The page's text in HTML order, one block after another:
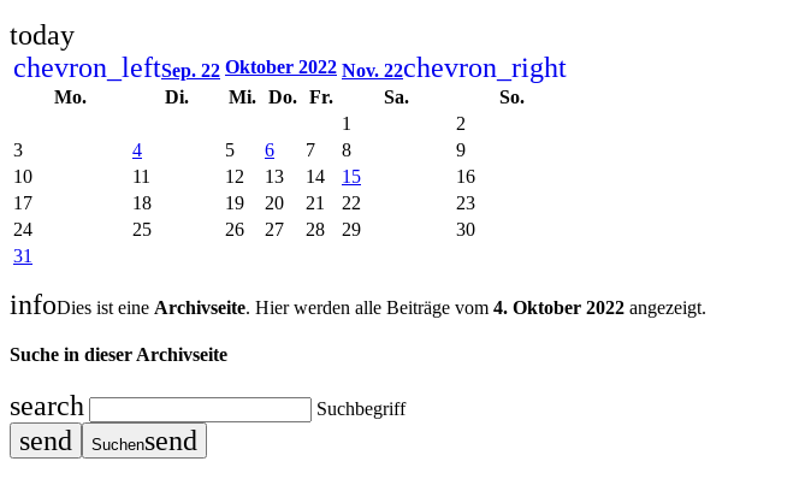
today
chevron_leftSep. 22 Oktober 2022 Nov. 22chevron_right
Mo. Di. Mi. Do. Fr. Sa.
So.
1
2
3
4 5 6 7 8
9
10
11 12 13 14 15
16
17
18 19 20 21 22
23
24
25 26 27 28 29
30
31
infoDies ist eine Archivseite. Hier werden alle Beiträge vom 4. Oktober 2022 angezeigt.
Suche in dieser Archivseite
search Suchbegriff
send Suchensend